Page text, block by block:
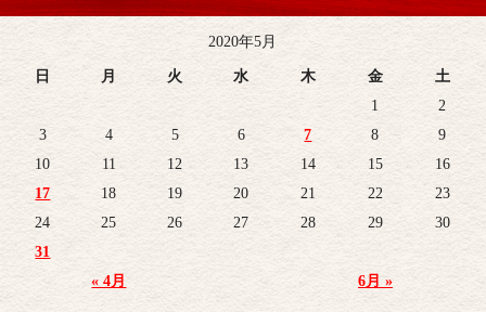
2020年5月
日 月 火 水 木 金 土
« 4月 6月 »
1
2
3
4 5 6 7 8
9
10
11 12 13 14 15
16
17
18 19 20 21 22
23
24
25 26 27 28 29
30
31